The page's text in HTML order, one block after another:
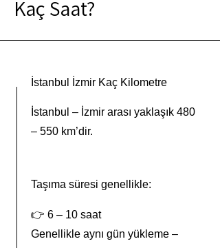
Kaç Saat?
İstanbul İzmir Kaç Kilometre
İstanbul – İzmir arası yaklaşık 480
– 550 km’dir.
Taşıma süresi genellikle:
👉 6 – 10 saat
Genellikle aynı gün yükleme –